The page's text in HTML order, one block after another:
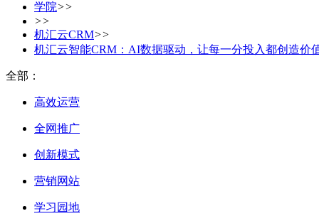
学院>>
>>
机汇云CRM>>
机汇云智能CRM：AI数据驱动，让每一分投入都创造价
全部：
高效运营
全网推广
创新模式
营销网站
学习园地